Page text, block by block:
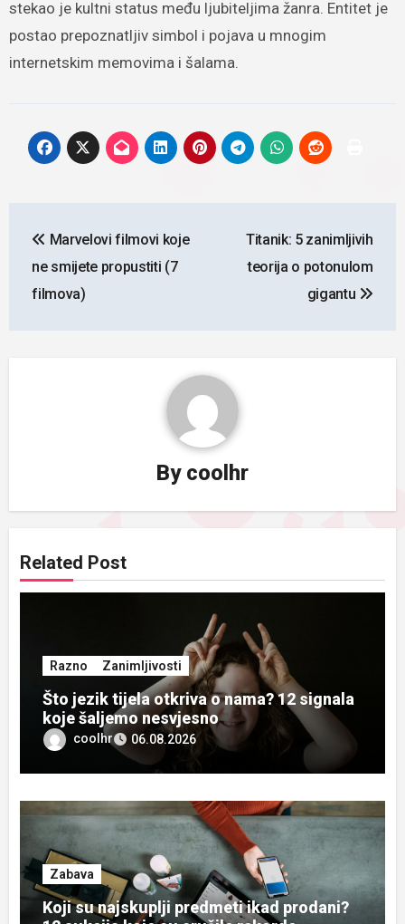
stekao je kultni status među ljubiteljima žanra. Entitet je
postao prepoznatljiv simbol i pojava u mnogim
internetskim memovima i šalama.
objava
Marvelovi filmovi koje
ne smijete propustiti (7
filmova)
Titanik: 5 zanimljivih
teorija o potonulom
gigantu
By coolhr
Related Post
Razno Zanimljivosti
Što jezik tijela otkriva o nama? 12 signala
koje šaljemo nesvjesno
coolhr 06.08.2026
Zabava
Koji su najskuplji predmeti ikad prodani?